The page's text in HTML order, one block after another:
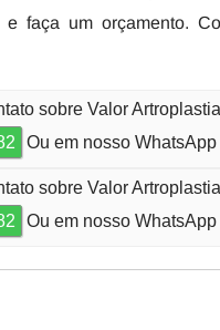
faça um orçamento.
sobre Valor
Ou em nosso WhatsApp
sobre Valor
Ou em nosso WhatsApp